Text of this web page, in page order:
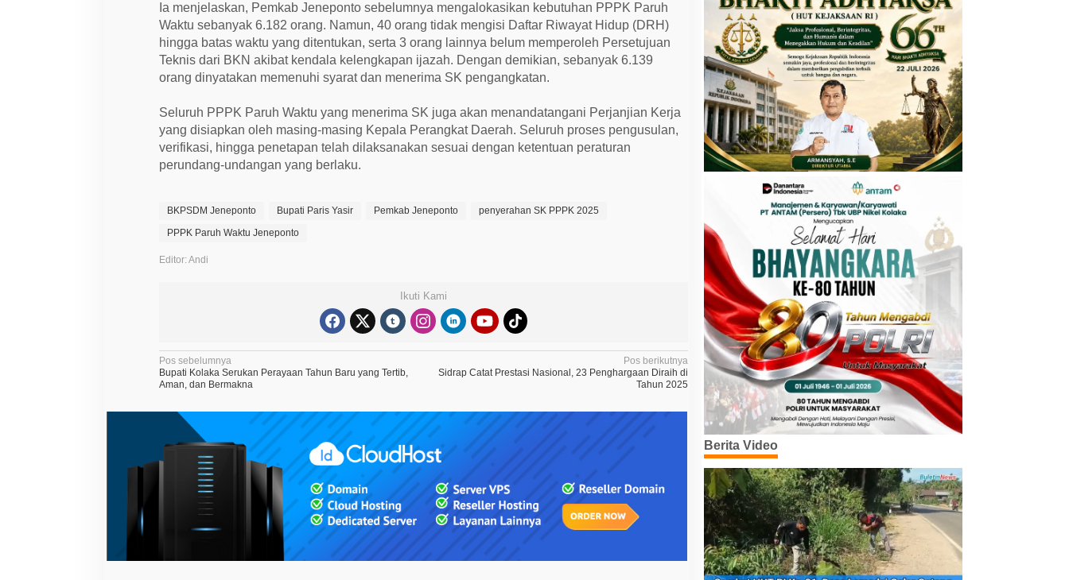
Ia menjelaskan, Pemkab Jeneponto sebelumnya mengalokasikan kebutuhan PPPK Paruh
Waktu sebanyak 6.182 orang. Namun, 40 orang tidak mengisi Daftar Riwayat Hidup (DRH)
hingga batas waktu yang ditentukan, serta 3 orang lainnya belum memperoleh Persetujuan
Teknis dari BKN akibat kendala kelengkapan ijazah. Dengan demikian, sebanyak 6.139
orang dinyatakan memenuhi syarat dan menerima SK pengangkatan.
Seluruh PPPK Paruh Waktu yang menerima SK juga akan menandatangani Perjanjian Kerja
yang disiapkan oleh masing-masing Kepala Perangkat Daerah. Seluruh proses pengusulan,
verifikasi, hingga penetapan telah dilaksanakan sesuai dengan ketentuan peraturan
perundang-undangan yang berlaku.
BKPSDM Jeneponto Bupati Paris Yasir Pemkab Jeneponto
penyerahan SK PPPK 2025
PPPK Paruh Waktu Jeneponto
Editor: Andi
Ikuti Kami
N
a
v
g
a
Pos sebelumnya
Bupati Kolaka Serukan Perayaan Tahun Baru yang Tertib,
Aman, dan Bermakna
Pos berikutnya
Sidrap Catat Prestasi Nasional, 23 Penghargaan Diraih di
Tahun 2025
Berita Video